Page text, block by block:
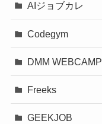
AIジョブカレ
Codegym
DMM WEBCAMP
Freeks
GEEKJOB